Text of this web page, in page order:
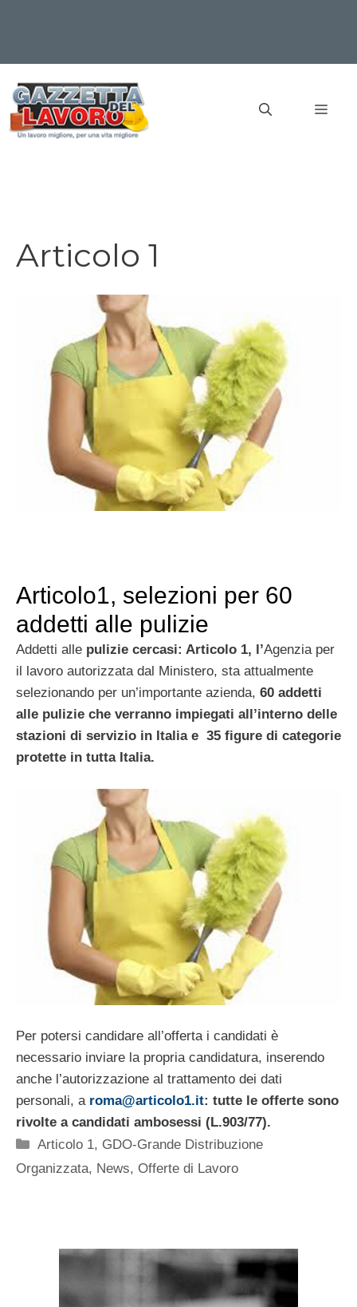
contenuto
Articolo 1
Articolo1, selezioni per 60
addetti alle pulizie
Addetti alle pulizie cercasi: Articolo 1, l’Agenzia per
il lavoro autorizzata dal Ministero, sta attualmente
selezionando per un’importante azienda, 60 addetti
alle pulizie che verranno impiegati all’interno delle
stazioni di servizio in Italia e 35 figure di categorie
protette in tutta Italia.
Per potersi candidare all’offerta i candidati è
necessario inviare la propria candidatura, inserendo
anche l’autorizzazione al trattamento dei dati
personali, a roma@articolo1.it: tutte le offerte sono
rivolte a candidati ambosessi (L.903/77).
Categorie
Articolo 1, GDO-Grande Distribuzione
Organizzata, News, Offerte di Lavoro